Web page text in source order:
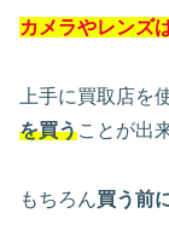
カメラやレンズ
上手に買取店を
を買うことが出
もちろん買う前